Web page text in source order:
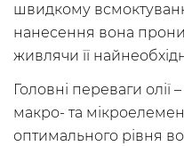
швидкому
нанесення вона
живлячи її
Головні переваги
макро- та
оптимального рівня